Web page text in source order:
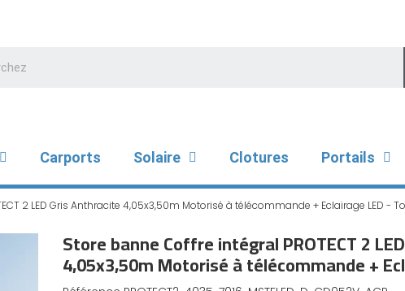
Carports Solaire Clotures Portails
2 LED Gris Anthracite 4,05x3,50m Motorisé à télécommande + Eclairage LED -
Store banne Coffre intégral PROTECT 2
4,05x3,50m Motorisé à télécommande +